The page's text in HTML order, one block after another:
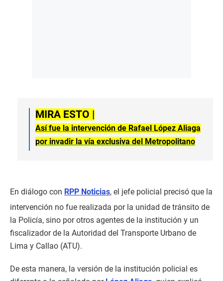
MIRA ESTO |
Así fue la intervención de Rafael López Aliaga
por invadir la vía exclusiva del Metropolitano
En diálogo con RPP Noticias, el jefe policial precisó que la
intervención no fue realizada por la unidad de tránsito de
la Policía, sino por otros agentes de la institución y un
fiscalizador de la Autoridad del Transporte Urbano de
Lima y Callao (ATU).
De esta manera, la versión de la institución policial es